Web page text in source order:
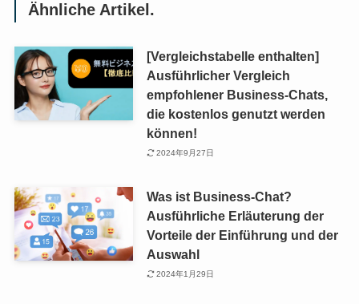
Ähnliche Artikel.
[Vergleichstabelle enthalten]
Ausführlicher Vergleich
empfohlener Business-Chats,
die kostenlos genutzt werden
können!
2024年9月27日
Was ist Business-Chat?
Ausführliche Erläuterung der
Vorteile der Einführung und der
Auswahl
2024年1月29日